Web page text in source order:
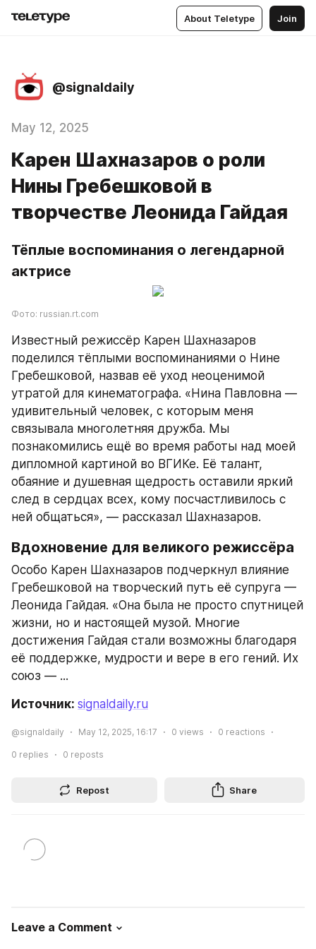
About Teletype Join
@signaldaily
May 12, 2025
Карен Шахназаров о роли
Нины Гребешковой в
творчестве Леонида Гайдая
Тёплые воспоминания о легендарной
актрисе
Фото: russian.rt.com
Известный режиссёр Карен Шахназаров
поделился тёплыми воспоминаниями о Нине
Гребешковой, назвав её уход неоценимой
утратой для кинематографа. «Нина Павловна —
удивительный человек, с которым меня
связывала многолетняя дружба. Мы
познакомились ещё во время работы над моей
дипломной картиной во ВГИКе. Её талант,
обаяние и душевная щедрость оставили яркий
след в сердцах всех, кому посчастливилось с
ней общаться», — рассказал Шахназаров.
Вдохновение для великого режиссёра
Особо Карен Шахназаров подчеркнул влияние
Гребешковой на творческий путь её супруга —
Леонида Гайдая. «Она была не просто спутницей
жизни, но и настоящей музой. Многие
достижения Гайдая стали возможны благодаря
её поддержке, мудрости и вере в его гений. Их
союз — ...
Источник: signaldaily.ru
@signaldaily May 12, 2025, 16:17 0 views 0 reactions
0 replies 0 reposts
Repost Share
Leave a Comment